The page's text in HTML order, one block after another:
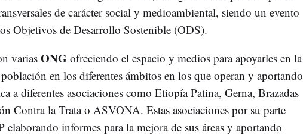
de carácter social y medioambiental, siendo un evento
Objetivos de Desarrollo Sostenible (ODS).
varias ONG ofreciendo el espacio y medios para apoyarles en la
en los diferentes ámbitos en los que operan y aportando
a diferentes asociaciones como Etiopía Patina, Gerna, Brazadas
Contra la Trata o ASVONA. Estas asociaciones por su parte
elaborando informes para la mejora de sus áreas y aportando